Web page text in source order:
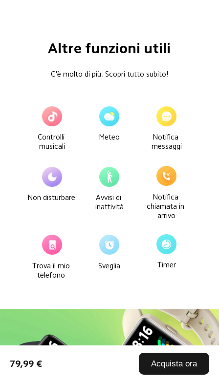
79,99 € Acquista ora
Altre funzioni utili
C'è molto di più. Scopri tutto subito!
Controlli
musicali
Meteo
Notifica
messaggi
Non disturbare
Avvisi di
inattività
Notifica
chiamata in
arrivo
Trova il mio
telefono
Sveglia Timer